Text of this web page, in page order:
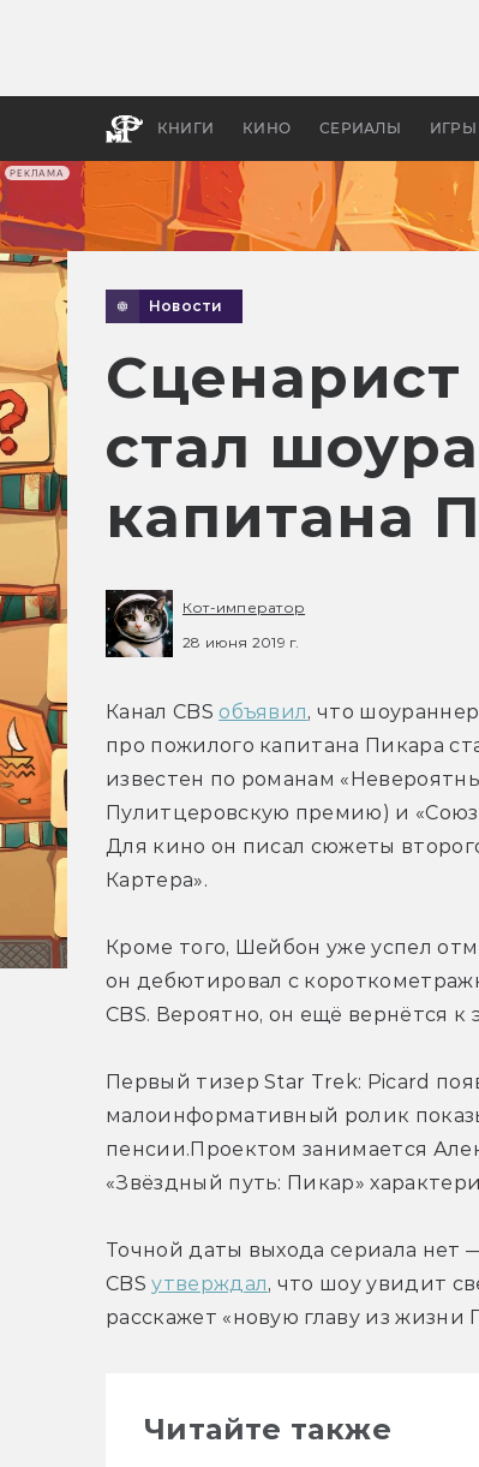
РЕКЛАМА
КНИГИ КИНО СЕРИАЛЫ ИГРЫ
Новости
стал
капитана
Кот-император
28 июня 2019 г.
Канал CBS объявил, что
про пожилого капитана Пикара
известен по романам
Пулитцеровскую премию) и «Союз
Для кино он писал сюжеты
Картера».
Кроме того, Шейбон уже успел
он дебютировал с
CBS. Вероятно, он ещё вернётся к
Первый тизер Star Trek: Picard
малоинформативный ролик
пенсии.Проектом занимается
«Звёздный путь: Пикар»
Точной даты выхода сериала нет
CBS утверждал, что шоу увидит
расскажет «новую главу из жизни
Читайте также